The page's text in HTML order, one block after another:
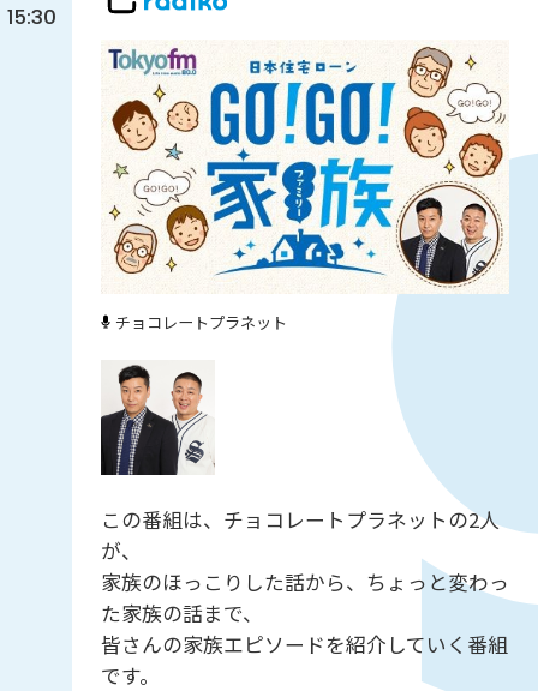
15:30
チョコレートプラネット
この番組は、チョコレートプラネットの2人
が、
家族のほっこりした話から、ちょっと変わっ
た家族の話まで、
皆さんの家族エピソードを紹介していく番組
です。